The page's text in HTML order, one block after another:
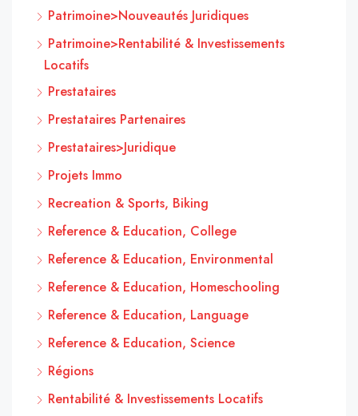
Patrimoine>Nouveautés Juridiques
Patrimoine>Rentabilité & Investissements
Locatifs
Prestataires
Prestataires Partenaires
Prestataires>Juridique
Projets Immo
Recreation & Sports, Biking
Reference & Education, College
Reference & Education, Environmental
Reference & Education, Homeschooling
Reference & Education, Language
Reference & Education, Science
Régions
Rentabilité & Investissements Locatifs